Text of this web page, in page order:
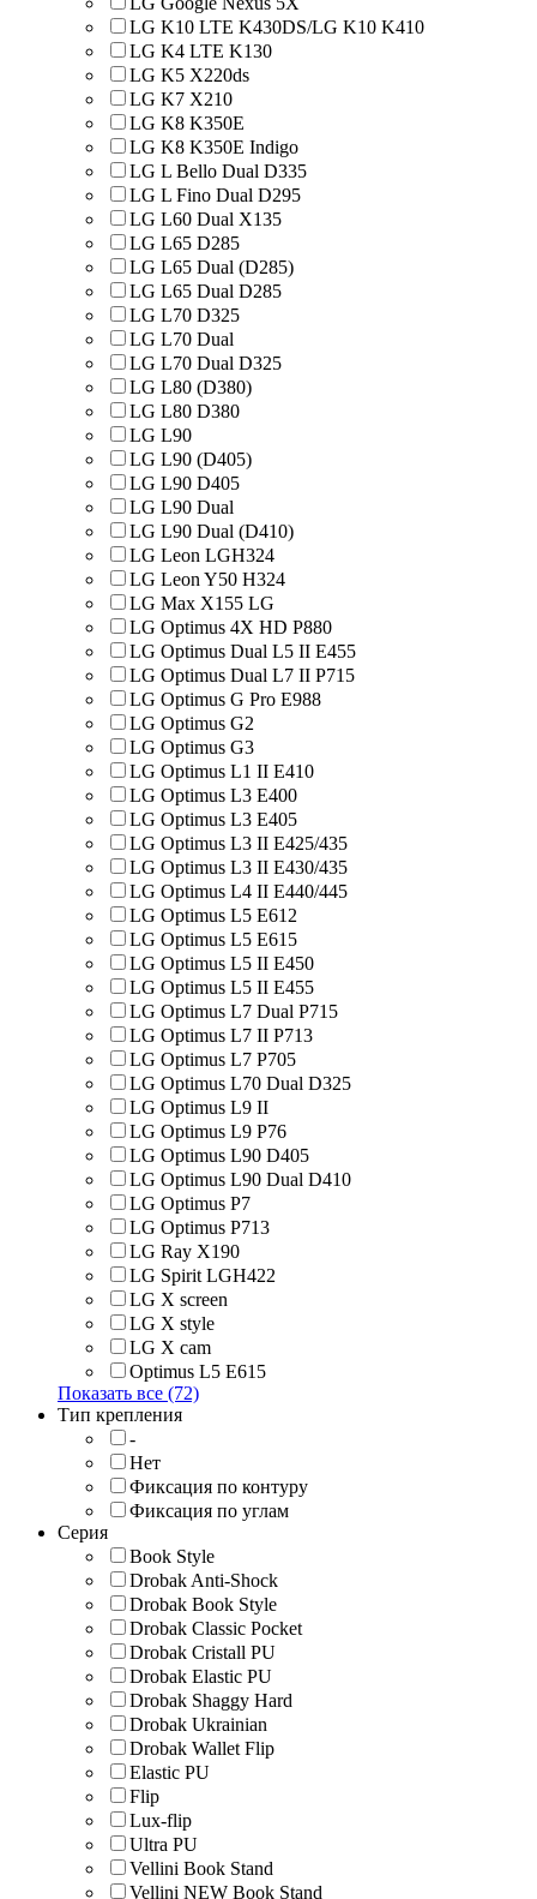
LG K10 LTE K430DS/LG K10 K410
LG K4 LTE K130
LG K5 X220ds
LG K7 X210
LG K8 K350E
LG K8 K350E Indigo
LG L Bello Dual D335
LG L Fino Dual D295
LG L60 Dual X135
LG L65 D285
LG L65 Dual (D285)
LG L65 Dual D285
LG L70 D325
LG L70 Dual
LG L70 Dual D325
LG L80 (D380)
LG L80 D380
LG L90
LG L90 (D405)
LG L90 D405
LG L90 Dual
LG L90 Dual (D410)
LG Leon LGH324
LG Leon Y50 H324
LG Max X155 LG
LG Optimus 4X HD P880
LG Optimus Dual L5 II E455
LG Optimus Dual L7 II P715
LG Optimus G Pro E988
LG Optimus G2
LG Optimus G3
LG Optimus L1 II E410
LG Optimus L3 E400
LG Optimus L3 E405
LG Optimus L3 II E425/435
LG Optimus L3 II E430/435
LG Optimus L4 II E440/445
LG Optimus L5 E612
LG Optimus L5 E615
LG Optimus L5 II E450
LG Optimus L5 II E455
LG Optimus L7 Dual P715
LG Optimus L7 II P713
LG Optimus L7 P705
LG Optimus L70 Dual D325
LG Optimus L9 II
LG Optimus L9 P76
LG Optimus L90 D405
LG Optimus L90 Dual D410
LG Optimus P7
LG Optimus P713
LG Ray X190
LG Spirit LGH422
LG X screen
LG X style
LG Х cam
Optimus L5 E615
Показать все (72)
Тип крепления
-
Нет
Фиксация по контуру
Фиксация по углам
Серия
Book Style
Drobak Anti-Shock
Drobak Book Style
Drobak Classic Pocket
Drobak Cristall PU
Drobak Elastic PU
Drobak Shaggy Hard
Drobak Ukrainian
Drobak Wallet Flip
Elastic PU
Flip
Lux-flip
Ultra PU
Vellini Book Stand
Vellini NEW Book Stand